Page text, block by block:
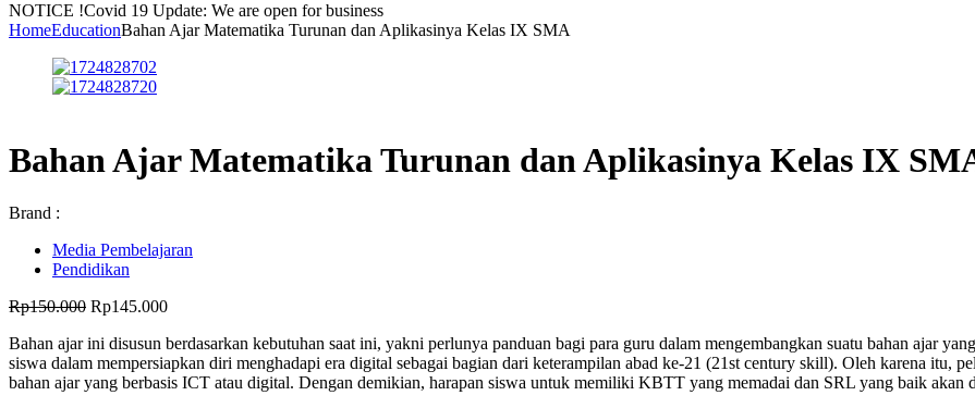
NOTICE !Covid 19 Update: We are open for business
HomeEducationBahan Ajar Matematika Turunan dan Aplikasinya Kelas IX SMA
Bahan Ajar Matematika Turunan dan Aplikasinya Kelas IX
Brand :
Media Pembelajaran
Pendidikan
Rp150.000 Harga
adalah:
Rp150.000.
Rp145.000Harga
ini
adalah:
Rp145.000.
Bahan ajar ini disusun berdasarkan kebutuhan saat ini, yakni perlunya panduan bagi para guru dalam mengembangkan suatu bahan ajar
siswa dalam mempersiapkan diri menghadapi era digital sebagai bagian dari keterampilan abad ke-21 (21st century skill). Oleh karena itu,
bahan ajar yang berbasis ICT atau digital. Dengan demikian, harapan siswa untuk memiliki KBTT yang memadai dan SRL yang baik akan